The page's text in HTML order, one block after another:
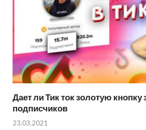
Дает ли Тик ток золотую кнопку
подписчиков
23.03.2021